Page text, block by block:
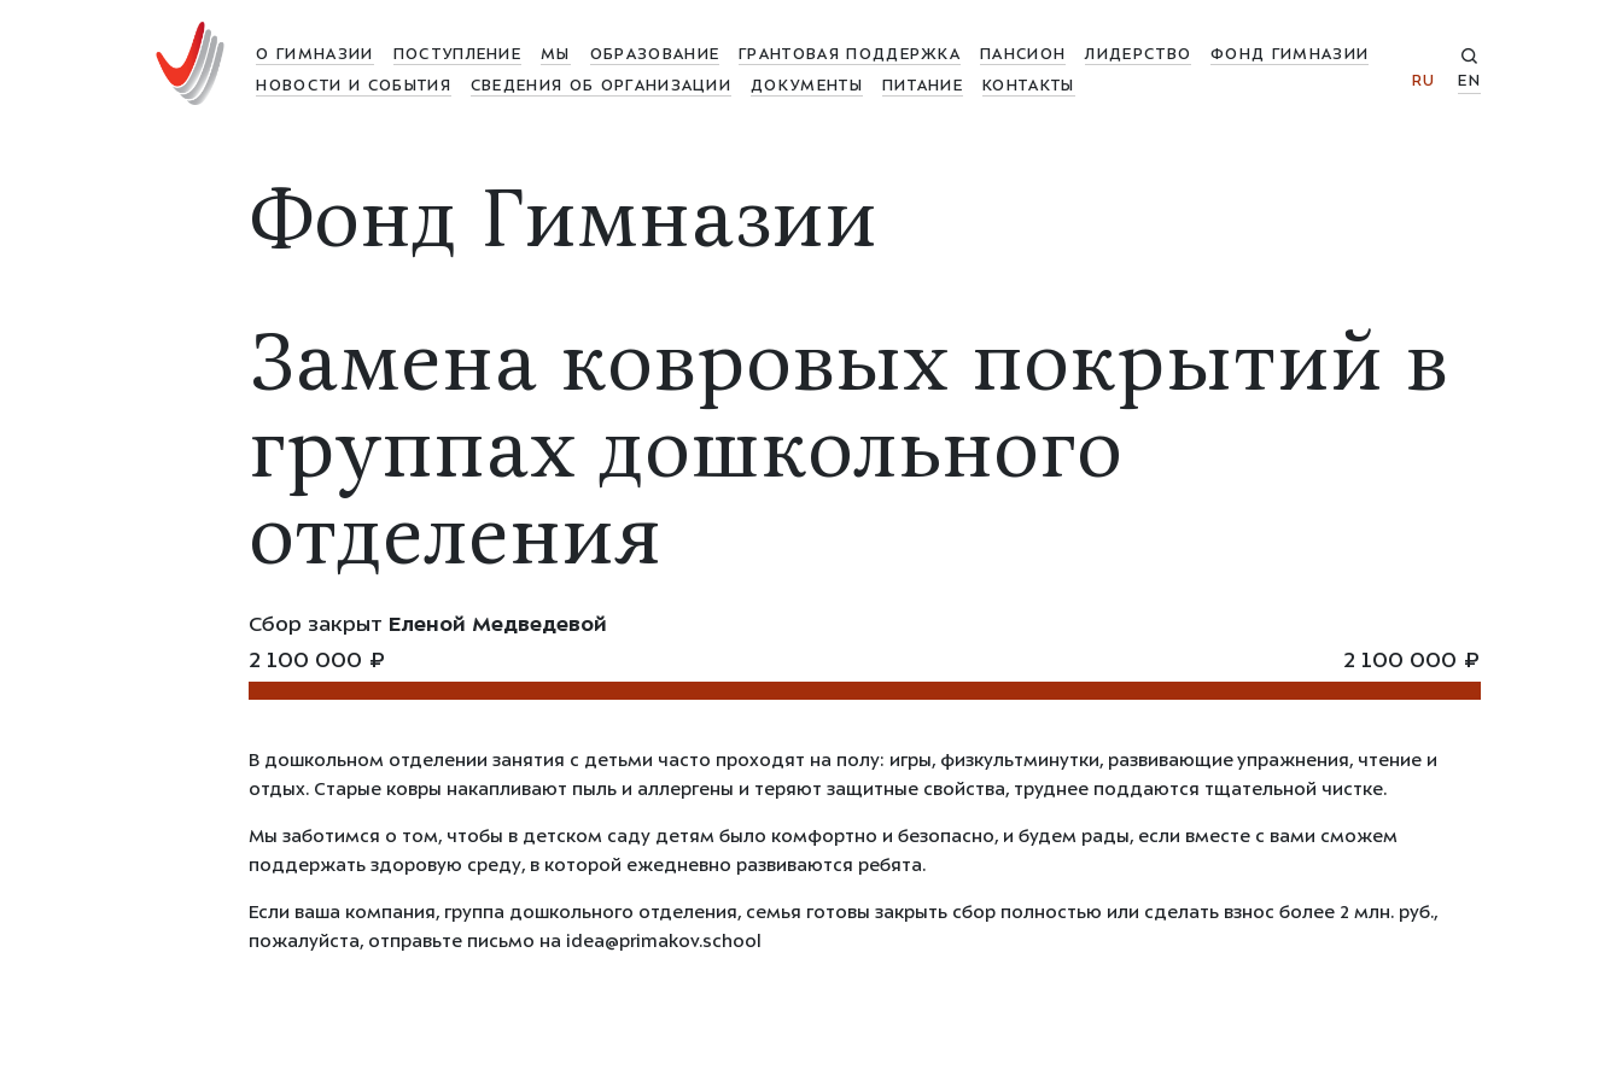
О ГИМНАЗИИ ПОСТУПЛЕНИЕ МЫ ОБРАЗОВАНИЕ ГРАНТОВАЯ ПОДДЕРЖКА ПАНСИОН ЛИДЕРСТВО
ФОНД ГИМНАЗИИ
НОВОСТИ И СОБЫТИЯ
СВЕДЕНИЯ ОБ ОРГАНИЗАЦИИ ДОКУМЕНТЫ ПИТАНИЕ КОНТАКТЫ RU EN
Фонд Гимназии
Замена ковровых покрытий в
группах дошкольного
отделения
Сбор закрыт Еленой Медведевой
2 100 000 ₽ 2 100 000 ₽
В дошкольном отделении занятия с детьми часто проходят на полу: игры, физкультминутки, развивающие упражнения, чтение и
отдых. Старые ковры накапливают пыль и аллергены и теряют защитные свойства, труднее поддаются тщательной чистке.
Мы заботимся о том, чтобы в детском саду детям было комфортно и безопасно, и будем рады, если вместе с вами сможем
поддержать здоровую среду, в которой ежедневно развиваются ребята.
Если ваша компания, группа дошкольного отделения, семья готовы закрыть сбор полностью или сделать взнос более 2 млн. руб.,
пожалуйста, отправьте письмо на idea@primakov.school